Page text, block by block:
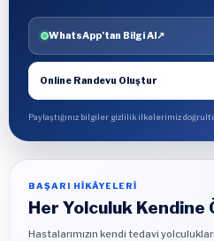
WhatsApp’tan Bilgi Al↗
Online Randevu Oluştur
Paylaştığınız bilgiler gizlilik ilkelerimiz
BAŞARI HİKÂYELERİ
Her Yolculuk Kendine
Hastalarımızın kendi tedavi